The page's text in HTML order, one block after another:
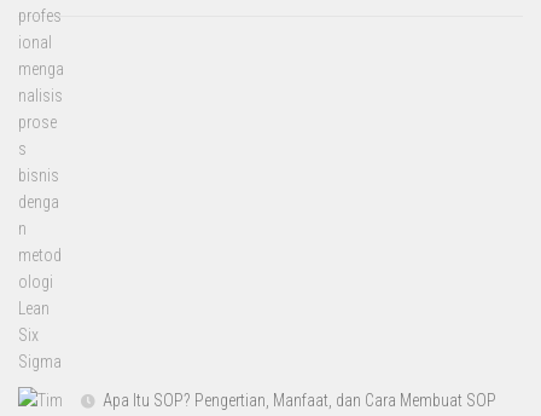
Apa Itu SOP? Pengertian, Manfaat, dan Cara Membuat SOP